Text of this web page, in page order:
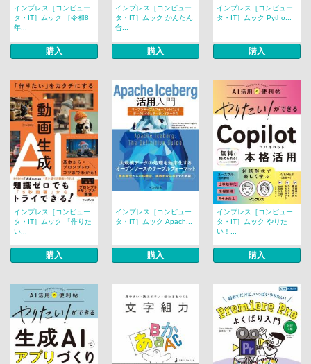
インプレス［コンピュー
タ・IT］ムック ［令和8
年...
購入
インプレス［コンピュー
タ・IT］ムック かんたん
合...
購入
インプレス［コンピュー
タ・IT］ムック Pytho...
購入
インプレス［コンピュー
タ・IT］ムック 「作りた
い...
購入
インプレス［コンピュー
タ・IT］ムック Apach...
購入
インプレス［コンピュー
タ・IT］ムック やりた
い！...
購入